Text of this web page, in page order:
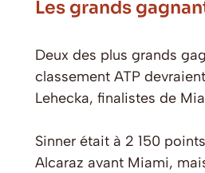
Les grands
Deux des plus grands
classement ATP
Lehecka, finalistes de
Sinner était à 2 150
Alcaraz avant Miami,